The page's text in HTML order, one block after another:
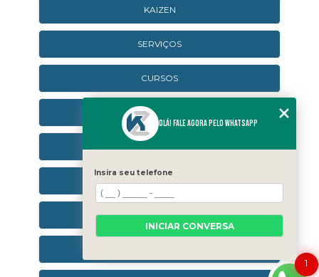
KAIZEN
SERVIÇOS
CURSOS
CURSOS ONLINE
CONTATO
CATEGORIAS
1
Olá! Fale agora pelo WhatsApp
Insira seu telefone
INICIAR CONVERSA